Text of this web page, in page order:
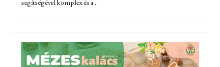
segítségével komplex és a...